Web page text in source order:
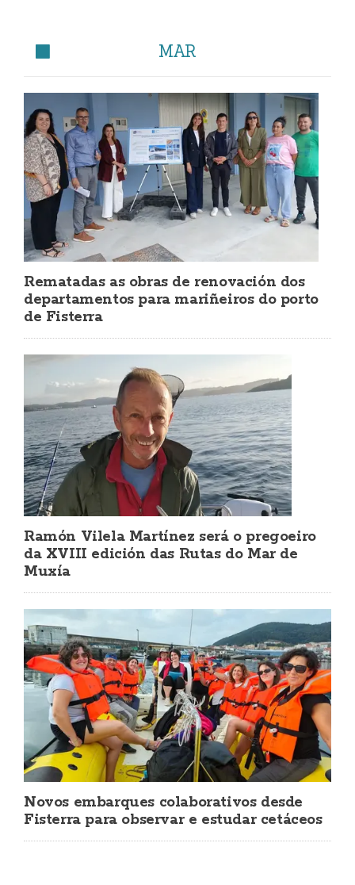
MAR
Rematadas as obras de renovación dos
departamentos para mariñeiros do porto
de Fisterra
Ramón Vilela Martínez será o pregoeiro
da XVIII edición das Rutas do Mar de
Muxía
Novos embarques colaborativos desde
Fisterra para observar e estudar cetáceos